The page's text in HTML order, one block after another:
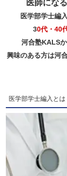
医師にな
医学部学士編
30代・40
河合塾KALS
興味のある方は河
医学部学士編入とは